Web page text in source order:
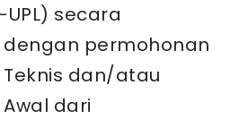
UPL) secara
permohonan
dan/atau
dari